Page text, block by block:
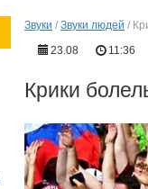
Звуки / Звуки людей /
23.08
11:36
Крики